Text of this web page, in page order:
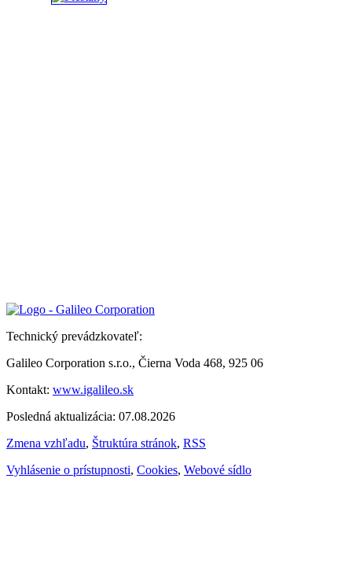
Technický prevádzkovateľ:
Galileo Corporation s.r.o., Čierna Voda 468, 925 06
Kontakt: www.igalileo.sk
Posledná aktualizácia: 07.08.2026
Zmena vzhľadu, Štruktúra stránok, RSS
Vyhlásenie o prístupnosti, Cookies, Webové sídlo